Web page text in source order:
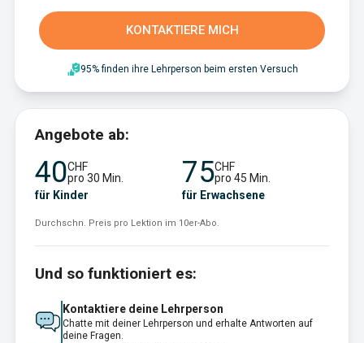
KONTAKTIERE MICH
95% finden ihre Lehrperson beim ersten Versuch
Angebote ab:
40CHF
pro 30 Min.
für Kinder
75CHF
pro 45 Min.
für Erwachsene
Durchschn. Preis pro Lektion im 10er-Abo.
Und so funktioniert es:
Kontaktiere deine Lehrperson
Chatte mit deiner Lehrperson und erhalte Antworten auf
deine Fragen.